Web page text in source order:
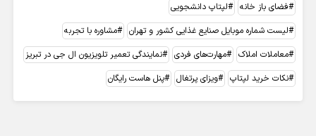
فضای باز خانه
لپتاپ دانشجویی
لیست شماره موبایل صنایع غذایی کشور و تهران
مشاوره با تجربه
معاملات املاک
مهارت‌های فردی
نمایندگی تعمیر تلویزیون ال جی در تبریز
نکات خرید لپتاپ
ویزای پرتغال پنل هاست رایگان